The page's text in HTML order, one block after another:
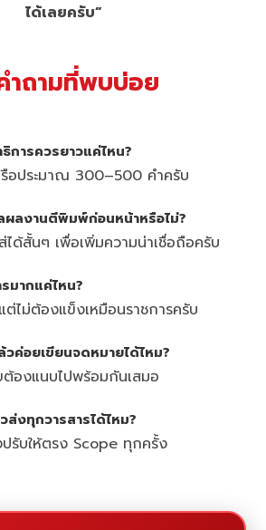
ได้เลยครับ”
ำถามที่พบบ่อย
การควรยาวแค่ไหน?
อประมาณ 300–500 คำครับ
ผลงานตีพิมพ์ก่อนหน้าหรือไม่?
ได้สั้นๆ เพื่อเพิ่มความน่าเชื่อถือครับ
มากแค่ไหน?
ไม่ต้องแข็งเหมือนราชการครับ
ค่อยเขียนจดหมายได้ไหม?
องแนบไปพร้อมกันเสมอ
ส่งทุกวารสารได้ไหม?
รับให้ตรง Scope ทุกครั้ง